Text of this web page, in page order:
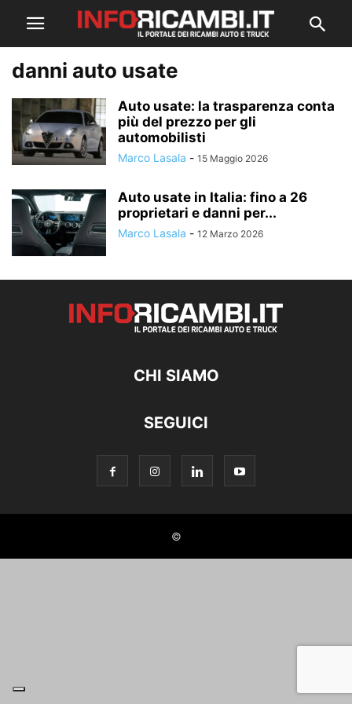
danni auto usate
Auto usate: la trasparenza conta
più del prezzo per gli
automobilisti
Marco Lasala - 15 Maggio 2026
Auto usate in Italia: fino a 26
proprietari e danni per...
Marco Lasala - 12 Marzo 2026
CHI SIAMO
SEGUICI
©